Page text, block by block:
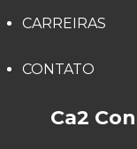
CARREIRAS
CONTATO
Ca2